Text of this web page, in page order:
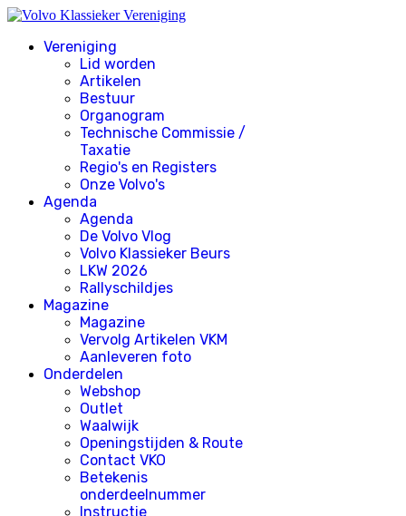
Vereniging
Lid worden
Artikelen
Bestuur
Organogram
Technische Commissie /
Taxatie
Regio's en Registers
Onze Volvo's
Agenda
Agenda
De Volvo Vlog
Volvo Klassieker Beurs
LKW 2026
Rallyschildjes
Magazine
Magazine
Vervolg Artikelen VKM
Aanleveren foto
Onderdelen
Webshop
Outlet
Waalwijk
Openingstijden & Route
Contact VKO
Betekenis
onderdeelnummer
Instructie